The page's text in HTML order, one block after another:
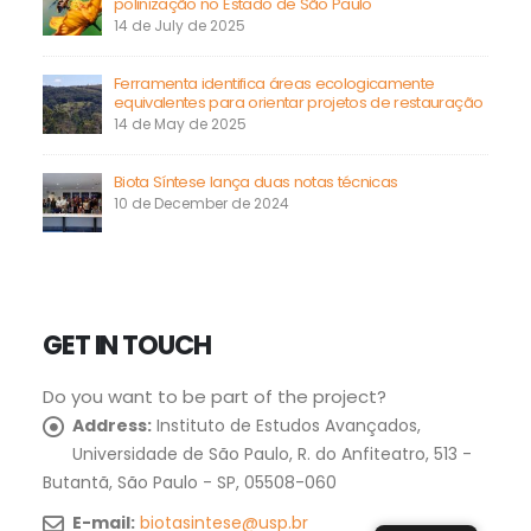
14 de July de 2025
Ferramenta identifica áreas ecologicamente
equivalentes para orientar projetos de restauração
14 de May de 2025
Biota Síntese lança duas notas técnicas
10 de December de 2024
GET IN TOUCH
Do you want to be part of the project?
Address: Instituto de Estudos Avançados,
Universidade de São Paulo, R. do Anfiteatro, 513 -
Butantã, São Paulo - SP, 05508-060
E-mail: biotasintese@usp.br
Contact
Our Team
News